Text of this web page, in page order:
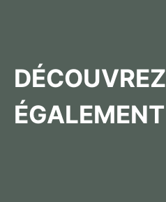
DÉCOUVREZ
ÉGALEMENT